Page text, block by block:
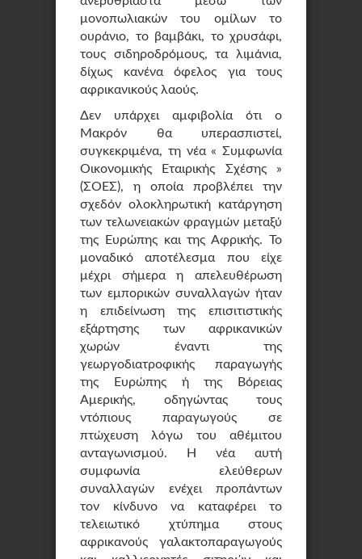
μονοπωλιακών του ομίλων το
ουράνιο, το βαμβάκι, το χρυσάφι,
τους σιδηροδρόμους, τα λιμάνια,
δίχως κανένα όφελος για τους
αφρικανικούς λαούς.
Δεν υπάρχει αμφιβολία ότι ο
Μακρόν θα υπερασπιστεί,
συγκεκριμένα, τη νέα « Συμφωνία
Οικονομικής Εταιρικής Σχέσης »
(ΣΟΕΣ), η οποία προβλέπει την
σχεδόν ολοκληρωτική κατάργηση
των τελωνειακών φραγμών μεταξύ
της Ευρώπης και της Αφρικής. Το
μοναδικό αποτέλεσμα που είχε
μέχρι σήμερα η απελευθέρωση
των εμπορικών συναλλαγών ήταν
η επιδείνωση της επισιτιστικής
εξάρτησης των αφρικανικών
χωρών έναντι της
γεωργοδιατροφικής παραγωγής
της Ευρώπης ή της Βόρειας
Αμερικής, οδηγώντας τους
ντόπιους παραγωγούς σε
πτώχευση λόγω του αθέμιτου
ανταγωνισμού. Η νέα αυτή
συμφωνία ελεύθερων
συναλλαγών ενέχει προπάντων
τον κίνδυνο να καταφέρει το
τελειωτικό χτύπημα στους
αφρικανούς γαλακτοπαραγωγούς